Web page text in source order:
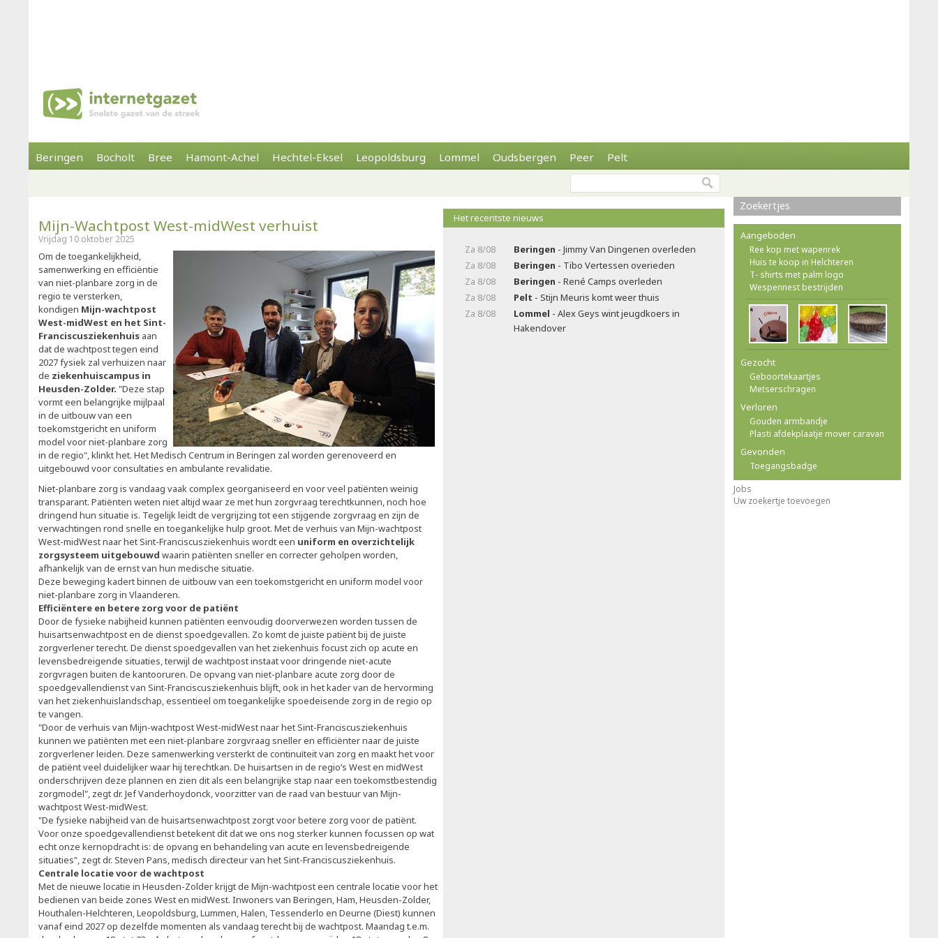
Beringen Bocholt Bree Hamont-Achel Hechtel-Eksel Leopoldsburg Lommel Oudsbergen Peer Pelt
Mijn-Wachtpost West-midWest verhuist
Vrijdag 10 oktober 2025
Om de toegankelijkheid,
samenwerking en efficiëntie
van niet-planbare zorg in de
regio te versterken,
kondigen Mijn-wachtpost
West-midWest en het Sint-
Franciscusziekenhuis aan
dat de wachtpost tegen eind
2027 fysiek zal verhuizen naar
de ziekenhuiscampus in
Heusden-Zolder. "Deze stap
vormt een belangrijke mijlpaal
in de uitbouw van een
toekomstgericht en uniform
model voor niet-planbare zorg
in de regio", klinkt het. Het Medisch Centrum in Beringen zal worden gerenoveerd en
uitgebouwd voor consultaties en ambulante revalidatie.
Niet-planbare zorg is vandaag vaak complex georganiseerd en voor veel patiënten weinig
transparant. Patiënten weten niet altijd waar ze met hun zorgvraag terechtkunnen, noch hoe
dringend hun situatie is. Tegelijk leidt de vergrijzing tot een stijgende zorgvraag en zijn de
verwachtingen rond snelle en toegankelijke hulp groot. Met de verhuis van Mijn-wachtpost
West-midWest naar het Sint-Franciscusziekenhuis wordt een uniform en overzichtelijk
zorgsysteem uitgebouwd waarin patiënten sneller en correcter geholpen worden,
afhankelijk van de ernst van hun medische situatie.
Deze beweging kadert binnen de uitbouw van een toekomstgericht en uniform model voor
niet-planbare zorg in Vlaanderen.
Efficiëntere en betere zorg voor de patiënt
Door de fysieke nabijheid kunnen patiënten eenvoudig doorverwezen worden tussen de
huisartsenwachtpost en de dienst spoedgevallen. Zo komt de juiste patiënt bij de juiste
zorgverlener terecht. De dienst spoedgevallen van het ziekenhuis focust zich op acute en
levensbedreigende situaties, terwijl de wachtpost instaat voor dringende niet-acute
zorgvragen buiten de kantooruren. De opvang van niet-planbare acute zorg door de
spoedgevallendienst van Sint-Franciscusziekenhuis blijft, ook in het kader van de hervorming
van het ziekenhuislandschap, essentieel om toegankelijke spoedeisende zorg in de regio op
te vangen.
"Door de verhuis van Mijn-wachtpost West-midWest naar het Sint-Franciscusziekenhuis
kunnen we patiënten met een niet-planbare zorgvraag sneller en efficiënter naar de juiste
zorgverlener leiden. Deze samenwerking versterkt de continuïteit van zorg en maakt het voor
de patiënt veel duidelijker waar hij terechtkan. De huisartsen in de regio’s West en midWest
onderschrijven deze plannen en zien dit als een belangrijke stap naar een toekomstbestendig
zorgmodel", zegt dr. Jef Vanderhoydonck, voorzitter van de raad van bestuur van Mijn-
wachtpost West-midWest.
"De fysieke nabijheid van de huisartsenwachtpost zorgt voor betere zorg voor de patiënt.
Voor onze spoedgevallendienst betekent dit dat we ons nog sterker kunnen focussen op wat
echt onze kernopdracht is: de opvang en behandeling van acute en levensbedreigende
situaties", zegt dr. Steven Pans, medisch directeur van het Sint-Franciscusziekenhuis.
Centrale locatie voor de wachtpost
Met de nieuwe locatie in Heusden-Zolder krijgt de Mijn-wachtpost een centrale locatie voor het
bedienen van beide zones West en midWest. Inwoners van Beringen, Ham, Heusden-Zolder,
Houthalen-Helchteren, Leopoldsburg, Lummen, Halen, Tessenderlo en Deurne (Diest) kunnen
vanaf eind 2027 op dezelfde momenten als vandaag terecht bij de wachtpost. Maandag t.e.m.
Het recentste nieuws
Za 8/08 Beringen - Jimmy Van Dingenen overleden
Za 8/08
Beringen - Tibo Vertessen overieden
Za 8/08
Beringen - René Camps overleden
Za 8/08
Pelt - Stijn Meuris komt weer thuis
Za 8/08
Lommel - Alex Geys wint jeugdkoers in
Hakendover
Zoekertjes
Aangeboden
Ree kop met wapenrek
Huis te koop in Helchteren
T- shirts met palm logo
Wespennest bestrijden
Gezocht
Geboortekaartjes
Metserschragen
Verloren
Gouden armbandje
Plasti afdekplaatje mover caravan
Gevonden
Toegangsbadge
Jobs
Uw zoekertje toevoegen